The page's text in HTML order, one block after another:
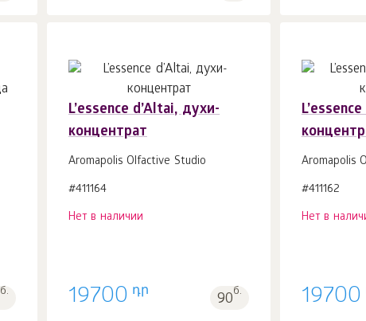
б.
L’essence d’Altai, духи-
концентрат
Aromapolis Olfactive Studio
#411164
Нет в наличии
19700 դր 90б.
Aromapolis
#411162
Нет в
19700